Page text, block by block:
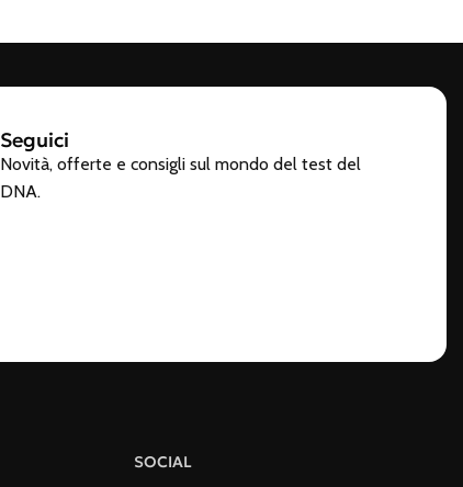
Seguici
Novità, offerte e consigli sul mondo del test del
DNA.
SOCIAL